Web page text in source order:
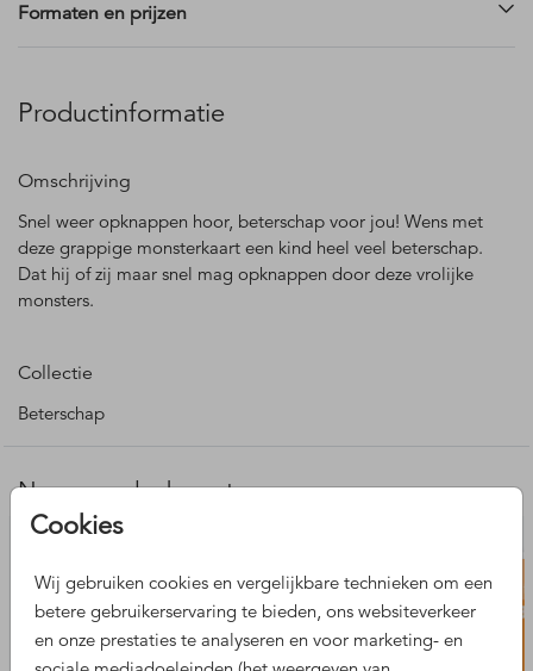
Cookies
Wij gebruiken cookies en vergelijkbare technieken om een
betere gebruikerservaring te bieden, ons websiteverkeer
en onze prestaties te analyseren en voor marketing- en
Formaten en prijzen
Productinformatie
Omschrijving
Snel weer opknappen hoor, beterschap voor jou! Wens met
deze grappige monsterkaart een kind heel veel beterschap.
Dat hij of zij maar snel mag opknappen door deze vrolijke
monsters.
Collectie
Beterschap
Nog meer leuke ontwerpen